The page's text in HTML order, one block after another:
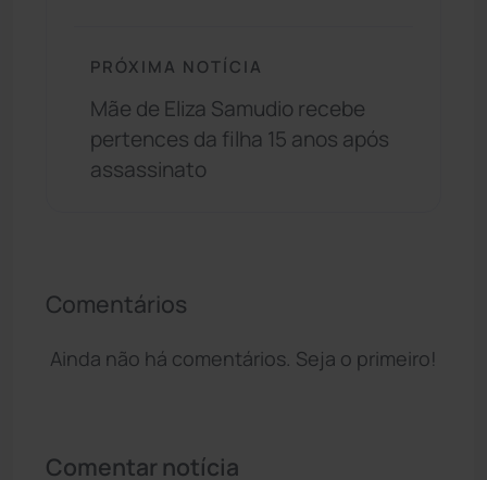
PRÓXIMA NOTÍCIA
Mãe de Eliza Samudio recebe
pertences da filha 15 anos após
assassinato
Comentários
Ainda não há comentários. Seja o primeiro!
Comentar notícia